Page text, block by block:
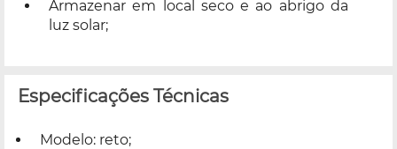
Armazenar em local seco e ao abrigo da
luz solar;
Especificações Técnicas
Modelo: reto;